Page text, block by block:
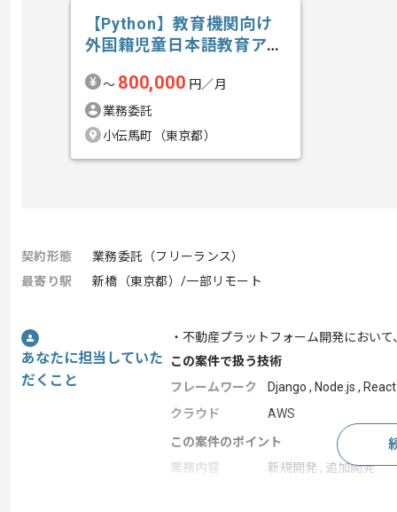
【Python】教育機関向け
外国籍児童日本語教育アプ
〜 800,000 円／月
業務委託
小伝馬町（東京都）
契約形態
業務委託（フリーランス）
最寄り駅
新橋（東京都）/一部リモート
あなたに担当していた
だくこと
・不動産プラットフォーム開発におい
この案件で扱う技術
フレームワーク
Django , Node.js , React
クラウド
AWS
この案件のポイント
業務内容
新規開発 , 追加開発